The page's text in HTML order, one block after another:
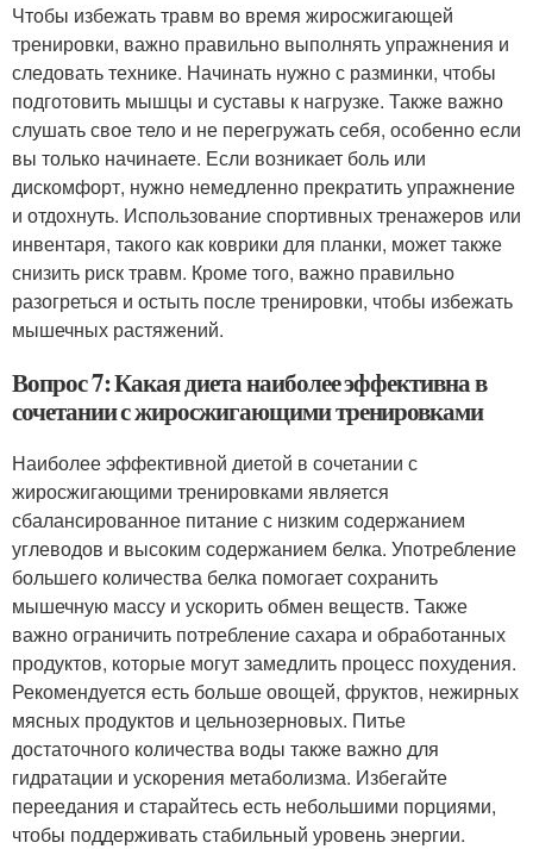
Чтобы избежать травм во время жиросжигающей
тренировки, важно правильно выполнять упражнения и
следовать технике. Начинать нужно с разминки, чтобы
подготовить мышцы и суставы к нагрузке. Также важно
слушать свое тело и не перегружать себя, особенно если
вы только начинаете. Если возникает боль или
дискомфорт, нужно немедленно прекратить упражнение
и отдохнуть. Использование спортивных тренажеров или
инвентаря, такого как коврики для планки, может также
снизить риск травм. Кроме того, важно правильно
разогреться и остыть после тренировки, чтобы избежать
мышечных растяжений.
Вопрос 7: Какая диета наиболее эффективна в
сочетании с жиросжигающими тренировками
Наиболее эффективной диетой в сочетании с
жиросжигающими тренировками является
сбалансированное питание с низким содержанием
углеводов и высоким содержанием белка. Употребление
большего количества белка помогает сохранить
мышечную массу и ускорить обмен веществ. Также
важно ограничить потребление сахара и обработанных
продуктов, которые могут замедлить процесс похудения.
Рекомендуется есть больше овощей, фруктов, нежирных
мясных продуктов и цельнозерновых. Питье
достаточного количества воды также важно для
гидратации и ускорения метаболизма. Избегайте
переедания и старайтесь есть небольшими порциями,
чтобы поддерживать стабильный уровень энергии.